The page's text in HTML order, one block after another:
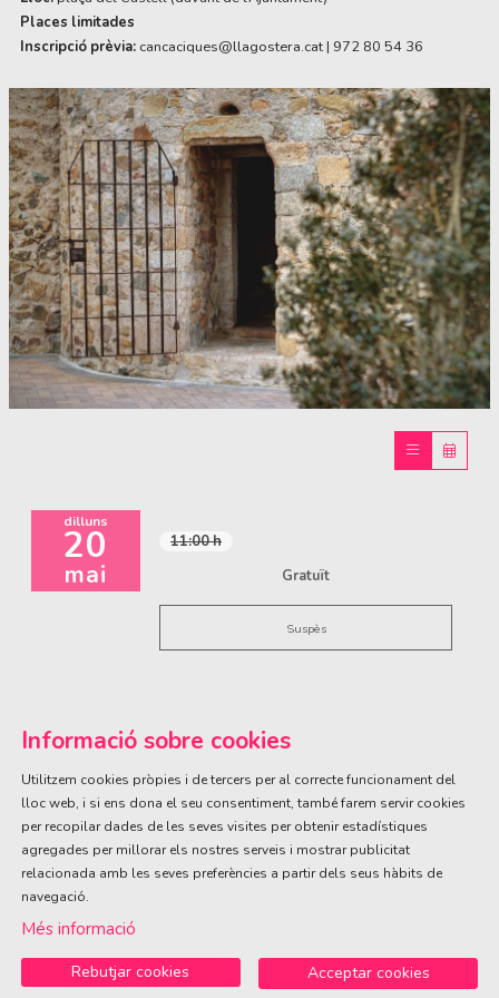
Places limitades
Inscripció prèvia: cancaciques@llagostera.cat | 972 80 54 36
dilluns
20
mai
11:00 h
Gratuït
Suspès
ÀREA DE CULTURA
Olivareta, 38 · T. 972 83 00 05cultura@llagostera.cat
Sitemap
Informació sobre cookies
Utilitzem cookies pròpies i de tercers per al correcte funcionament del
lloc web, i si ens dona el seu consentiment, també farem servir cookies
per recopilar dades de les seves visites per obtenir estadístiques
agregades per millorar els nostres serveis i mostrar publicitat
relacionada amb les seves preferències a partir dels seus hàbits de
navegació.
Més informació
Acceptar cookies
Rebutjar cookies